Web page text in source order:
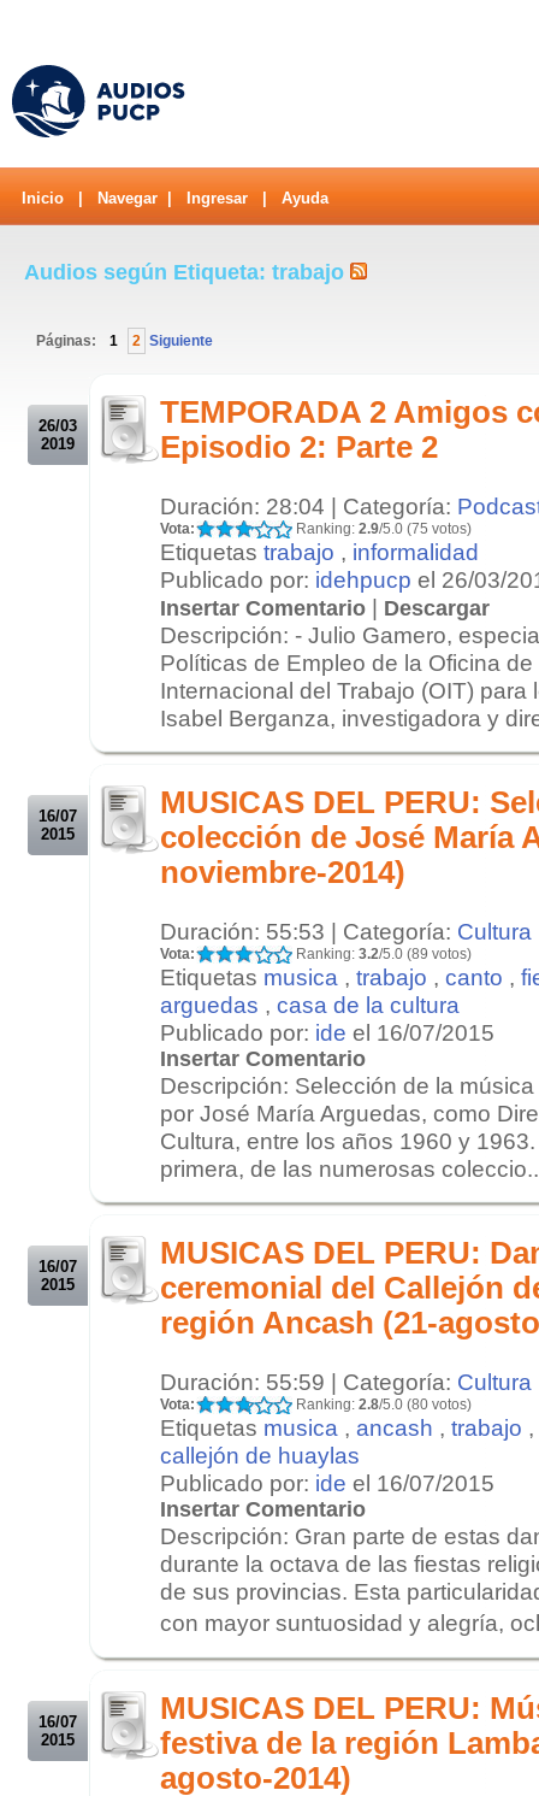
Inicio Navegar Ingresar Ayuda
Audios según Etiqueta: trabajo
Páginas: 1 2 Siguiente
26/03
2019
TEMPORADA 2 Amigos
Episodio 2: Parte 2
Duración: 28:04 | Categoría:
Vota: Ranking: 2.9/5.0 (75 votos)
Etiquetas trabajo , informalidad
Publicado por: idehpucp el 26/03/
Insertar Comentario | Descargar
Descripción: - Julio Gamero,
Políticas de Empleo de la Oficina
Internacional del Trabajo (OIT)
Isabel Berganza, investigadora y
16/07
2015
MUSICAS DEL PERU:
colección de José María
noviembre-2014)
Duración: 55:53 | Categoría: Cultura
Vota: Ranking: 3.2/5.0 (89 votos)
Etiquetas musica , trabajo , canto ,
arguedas , casa de la cultura
Publicado por: ide el 16/07/2015
Insertar Comentario
Descripción: Selección de la
por José María Arguedas, como
Cultura, entre los años 1960 y
primera, de las numerosas
16/07
2015
MUSICAS DEL PERU:
ceremonial del Callejón
región Ancash (21-
Duración: 55:59 | Categoría: Cultura
Vota: Ranking: 2.8/5.0 (80 votos)
Etiquetas musica , ancash , trabajo ,
callejón de huaylas
Publicado por: ide el 16/07/2015
Insertar Comentario
Descripción: Gran parte de estas
durante la octava de las fiestas
de sus provincias. Esta
con mayor suntuosidad y alegría,
16/07
2015
MUSICAS DEL PERU:
festiva de la región
agosto-2014)